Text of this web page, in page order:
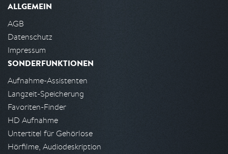
ALLGEMEIN
AGB
Datenschutz
Impressum
SONDERFUNKTIONEN
Aufnahme-Assistenten
Langzeit-Speicherung
Favoriten-Finder
HD Aufnahme
Untertitel für Gehörlose
Hörfilme, Audiodeskription